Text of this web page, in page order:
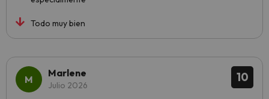
Todo muy bien
10
Marlene
Julio 2026